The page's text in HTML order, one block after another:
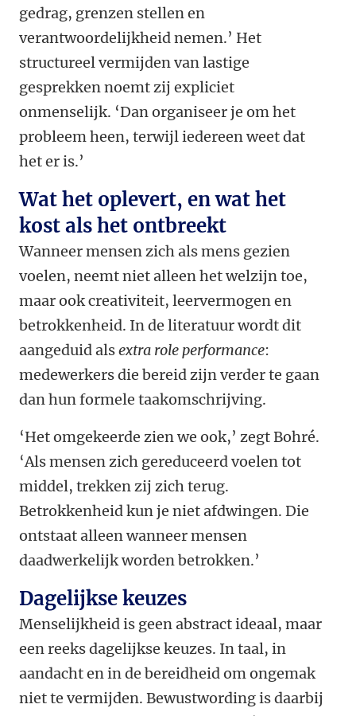
gedrag, grenzen stellen en
verantwoordelijkheid nemen.’ Het
structureel vermijden van lastige
gesprekken noemt zij expliciet
onmenselijk. ‘Dan organiseer je om het
probleem heen, terwijl iedereen weet dat
het er is.’
Wat het oplevert, en wat het
kost als het ontbreekt
Wanneer mensen zich als mens gezien
voelen, neemt niet alleen het welzijn toe,
maar ook creativiteit, leervermogen en
betrokkenheid. In de literatuur wordt dit
aangeduid alsextra role performance:
medewerkers die bereid zijn verder te gaan
dan hun formele taakomschrijving.
‘Het omgekeerde zien we ook,’ zegt Bohré.
‘Als mensen zich gereduceerd voelen tot
middel, trekken zij zich terug.
Betrokkenheid kun je niet afdwingen. Die
ontstaat alleen wanneer mensen
daadwerkelijk worden betrokken.’
Dagelijkse keuzes
Menselijkheid is geen abstract ideaal, maar
een reeks dagelijkse keuzes. In taal, in
aandacht en in de bereidheid om ongemak
niet te vermijden. Bewustwording is daarbij